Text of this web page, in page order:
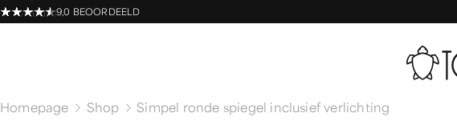
9,0 BEOORDEELD
Homepage Shop Simpel ronde spiegel inclusief verlichting